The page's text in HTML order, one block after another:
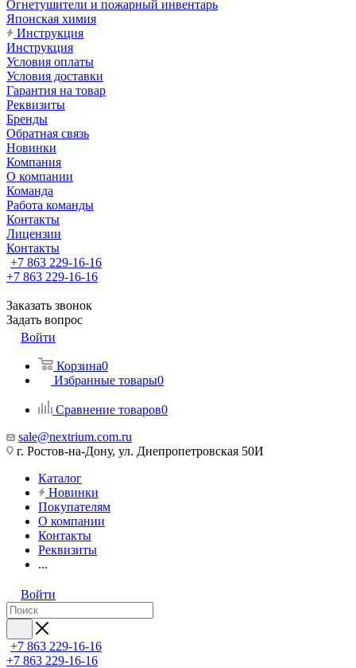
Огнетушители и пожарный инвентарь
Японская химия
Инструкция
Инструкция
Условия оплаты
Условия доставки
Гарантия на товар
Реквизиты
Бренды
Обратная связь
Новинки
Компания
О компании
Команда
Работа команды
Контакты
Лицензии
Контакты
+7 863 229-16-16
+7 863 229-16-16
Заказать звонок
Задать вопрос
Войти
Корзина0
Избранные товары0
Сравнение товаров0
sale@nextrium.com.ru
г. Ростов-на-Дону, ул. Днепропетровская 50И
Каталог
Новинки
Покупателям
О компании
Контакты
Реквизиты
...
Войти
+7 863 229-16-16
+7 863 229-16-16